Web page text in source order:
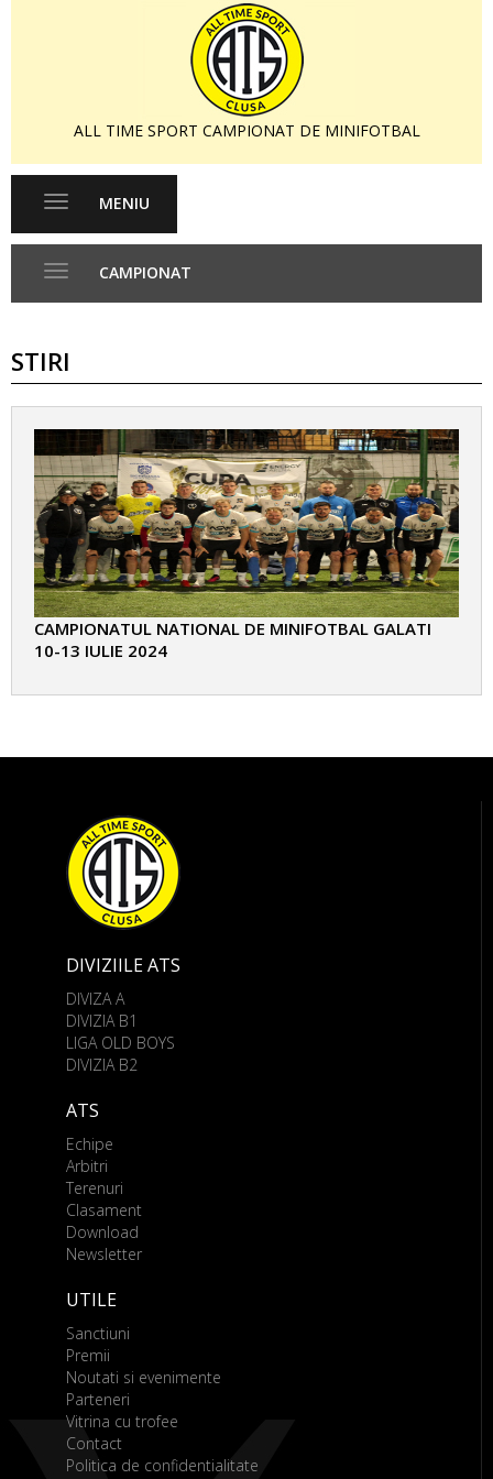
ALL TIME SPORT CAMPIONAT DE MINIFOTBAL
Toggle
MENIU
CAMPIONAT
STIRI
CAMPIONATUL NATIONAL DE MINIFOTBAL GALATI
10-13 IULIE 2024
DIVIZIILE ATS
DIVIZA A
DIVIZIA B1
LIGA OLD BOYS
DIVIZIA B2
ATS
Echipe
Arbitri
Terenuri
Clasament
Download
Newsletter
UTILE
Sanctiuni
Premii
Noutati si evenimente
Parteneri
Vitrina cu trofee
Contact
Politica de confidentialitate